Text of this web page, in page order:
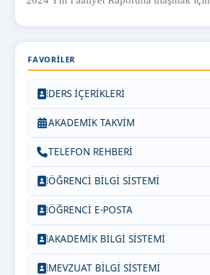
FAVORILER
DERS İÇERİKLERİ
AKADEMİK TAKVİM
TELEFON REHBERİ
ÖĞRENCİ BİLGİ SİSTEMİ
ÖĞRENCİ E-POSTA
AKADEMİK BİLGİ SİSTEMİ
MEVZUAT BİLGİ SİSTEMİ